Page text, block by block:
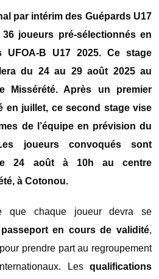
par intérim des Guépards U17
joueurs pré-sélectionnés en
UFOA-B U17 2025. Ce stage
du 24 au 29 août 2025 au
Missérété. Après un premier
en juillet, ce second stage vise
de l’équipe en prévision du
joueurs convoqués sont
24 août à 10h au centre
à Cotonou.
que chaque joueur devra se
passeport en cours de validité,
prendre part au regroupement
Les qualifications